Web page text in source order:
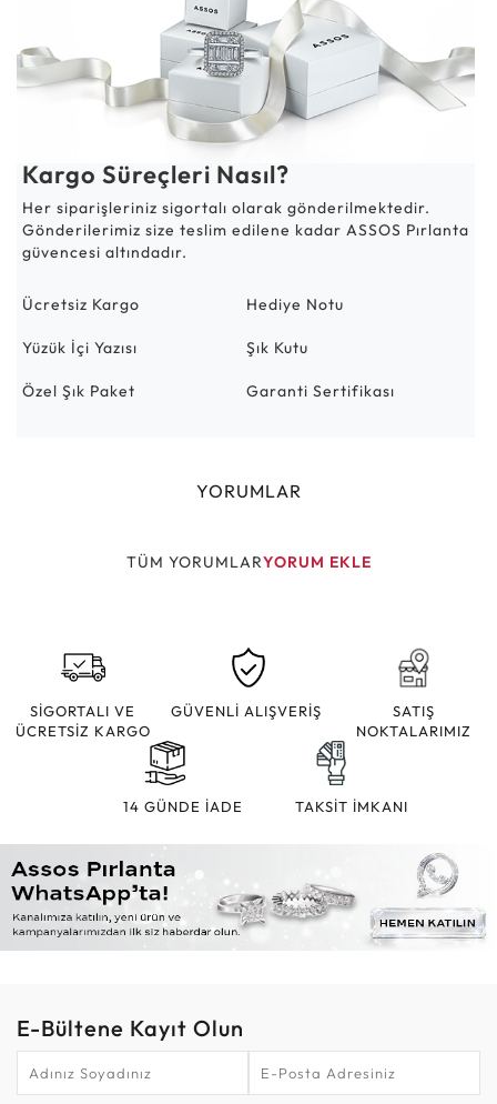
Kargo Süreçleri Nasıl?
Her siparişleriniz sigortalı olarak gönderilmektedir.
Gönderilerimiz size teslim edilene kadar ASSOS Pırlanta
güvencesi altındadır.
Ücretsiz Kargo Hediye Notu
Yüzük İçi Yazısı Şık Kutu
Özel Şık Paket Garanti Sertifikası
YORUMLAR
TÜM YORUMLARYORUM EKLE
SİGORTALI VE
ÜCRETSİZ KARGO
GÜVENLİ ALIŞVERİŞ
SATIŞ
NOKTALARIMIZ
14 GÜNDE İADE TAKSİT İMKANI
E-Bültene Kayıt Olun